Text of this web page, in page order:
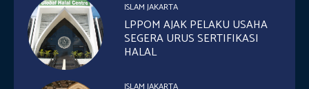
ISLAM JAKARTA
LPPOM AJAK PELAKU USAHA
SEGERA URUS SERTIFIKASI
HALAL